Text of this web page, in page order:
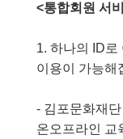
<통합회원 서
1. 하나의 ID로
이용이 가능해
- 김포문화재
온오프라인 교